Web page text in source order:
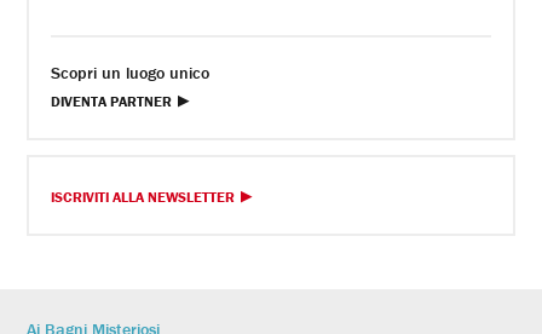
Scopri un luogo unico
DIVENTA PARTNER
ISCRIVITI ALLA NEWSLETTER
Ai Bagni Misteriosi